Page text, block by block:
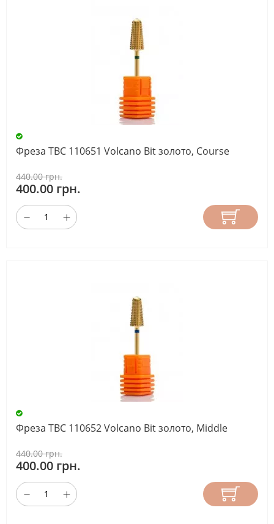
Фреза ТВС 110651 Volcano Bit золото, Course
440.00 грн.
400.00 грн.
Фреза ТВС 110652 Volcano Bit золото, Middle
440.00 грн.
400.00 грн.